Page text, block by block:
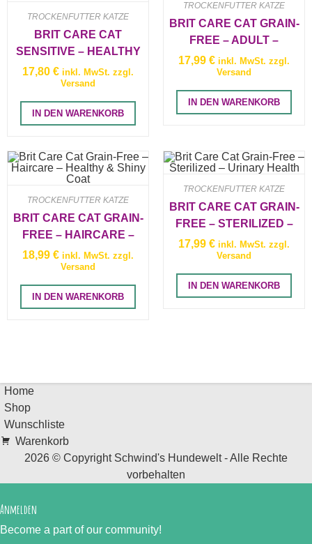
TROCKENFUTTER KATZE
BRIT CARE CAT
SENSITIVE – HEALTHY
DIGESTION & DELICATE
TASTE
17,80 € inkl. MwSt. zzgl.
Versand
IN DEN WARENKORB
TROCKENFUTTER KATZE
BRIT CARE CAT GRAIN-
FREE – ADULT –
ACTIVITY SUPPORT
17,99 € inkl. MwSt. zzgl.
Versand
IN DEN WARENKORB
TROCKENFUTTER KATZE
BRIT CARE CAT GRAIN-
FREE – HAIRCARE –
HEALTHY & SHINY
COAT
18,99 € inkl. MwSt. zzgl.
Versand
IN DEN WARENKORB
TROCKENFUTTER KATZE
BRIT CARE CAT GRAIN-
FREE – STERILIZED –
URINARY HEALTH
17,99 € inkl. MwSt. zzgl.
Versand
IN DEN WARENKORB
Home
Shop
Wunschliste
Warenkorb
2026 © Copyright Schwind's Hundewelt- Alle Rechte
vorbehalten
Anmelden
Become a part of our community!